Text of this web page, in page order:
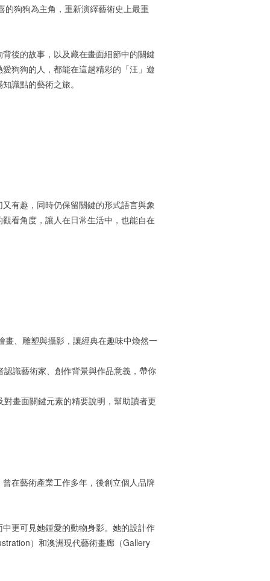
狗狗為主角，重新演繹藝術史上最重
後的故事，以及藏在畫面細節中的關鍵
狗狗的人，都能在這趟精彩的「汪」遊
識點的藝術之旅。
有趣，同時仍保留關鍵的形式語言與象
看角度，讓人在日常生活中，也能自在
、雕塑與攝影，讓經典在趣味中煥然一
識藝術家、創作背景與作品意義，帶你
畫面關鍵元素的精要說明，幫助讀者更
在藝術產業工作多年，後創立個人品牌
更可見她鍾愛的動物身影。她的設計作
）和澳洲現代藝術畫廊（Gallery